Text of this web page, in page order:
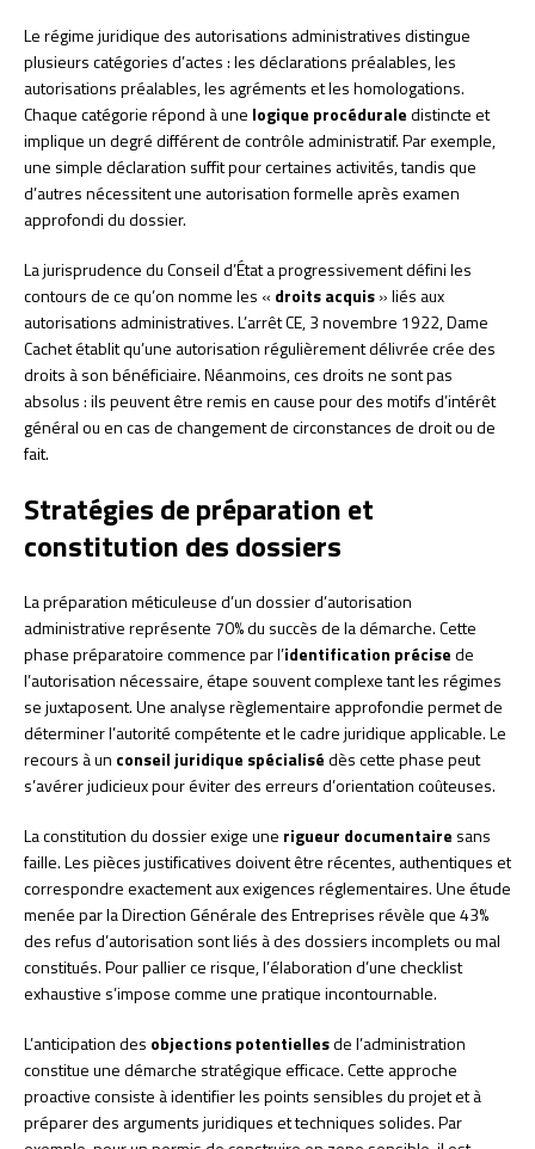
Le régime juridique des autorisations administratives distingue
plusieurs catégories d’actes : les déclarations préalables, les
autorisations préalables, les agréments et les homologations.
Chaque catégorie répond à une logique procéduraledistincte et
implique un degré différent de contrôle administratif. Par exemple,
une simple déclaration suffit pour certaines activités, tandis que
d’autres nécessitent une autorisation formelle après examen
approfondi du dossier.
La jurisprudence du Conseil d’État a progressivement défini les
contours de ce qu’on nomme les « droits acquis» liés aux
autorisations administratives. L’arrêt CE, 3 novembre 1922, Dame
Cachet établit qu’une autorisation régulièrement délivrée crée des
droits à son bénéficiaire. Néanmoins, ces droits ne sont pas
absolus : ils peuvent être remis en cause pour des motifs d’intérêt
général ou en cas de changement de circonstances de droit ou de
fait.
Stratégies de préparation et
constitution des dossiers
La préparation méticuleuse d’un dossier d’autorisation
administrative représente 70% du succès de la démarche. Cette
phase préparatoire commence par l’identification précisede
l’autorisation nécessaire, étape souvent complexe tant les régimes
se juxtaposent. Une analyse règlementaire approfondie permet de
déterminer l’autorité compétente et le cadre juridique applicable. Le
recours à un conseil juridique spécialisédès cette phase peut
s’avérer judicieux pour éviter des erreurs d’orientation coûteuses.
La constitution du dossier exige une rigueur documentaire sans
faille. Les pièces justificatives doivent être récentes, authentiques et
correspondre exactement aux exigences réglementaires. Une étude
menée par la Direction Générale des Entreprises révèle que 43%
des refus d’autorisation sont liés à des dossiers incomplets ou mal
constitués. Pour pallier ce risque, l’élaboration d’une checklist
exhaustive s’impose comme une pratique incontournable.
L’anticipation des objections potentiellesde l’administration
constitue une démarche stratégique efficace. Cette approche
proactive consiste à identifier les points sensibles du projet et à
préparer des arguments juridiques et techniques solides. Par